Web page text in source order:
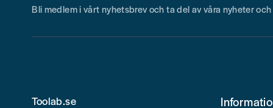
Bli medlem i vårt nyhetsbrev och ta del av våra nyheter
Toolab.se